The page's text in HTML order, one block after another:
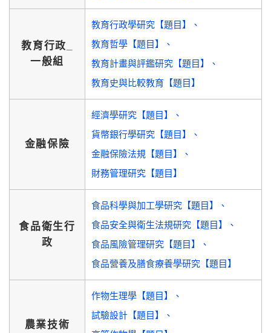
教育行政_
一般組
教育行政學研究【題目】
教育哲學【題目】
教育計畫與評鑑研究【題目】
教育史與比較教育【題目】
金融保險
經濟學研究【題目】
貨幣銀行學研究【題目】
金融保險法規【題目】
財務管理研究【題目】
食品衛生行
政
食品科學與加工學研究【題目】
食品安全與衛生法規研究【題目】
食品風險管理研究【題目】
食品營養及膳食療養學研究【題目】
農業技術
作物生理學【題目】
試驗設計【題目】